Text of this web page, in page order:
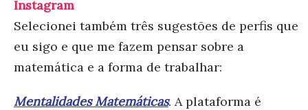
Instagram
Selecionei também três sugestões de perfis que
eu sigo e que me fazem pensar sobre a
matemática e a forma de trabalhar:
Mentalidades Matemáticas. A plataforma é